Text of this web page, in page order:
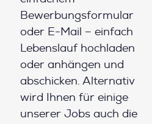
Bewerbungsformular
oder E-Mail – einfach
Lebenslauf hochladen
oder anhängen und
abschicken. Alternativ
wird Ihnen für einige
unserer Jobs auch die